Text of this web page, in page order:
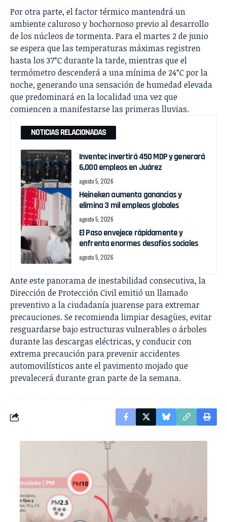
Por otra parte, el factor térmico mantendrá un
ambiente caluroso y bochornoso previo al desarrollo
de los núcleos de tormenta. Para el martes 2 de junio
se espera que las temperaturas máximas registren
hasta los 37°C durante la tarde, mientras que el
termómetro descenderá a una mínima de 24°C por la
noche, generando una sensación de humedad elevada
que predominará en la localidad una vez que
comiencen a manifestarse las primeras lluvias.
NOTICIAS RELACIONADAS
Inventec invertirá 450 MDP y generará
6,000 empleos en Juárez
agosto 5, 2026
Heineken aumenta ganancias y
elimina 3 mil empleos globales
agosto 5, 2026
El Paso envejece rápidamente y
enfrenta enormes desafíos sociales
agosto 5, 2026
Ante este panorama de inestabilidad consecutiva, la
Dirección de Protección Civil emitió un llamado
preventivo a la ciudadanía juarense para extremar
precauciones. Se recomienda limpiar desagües, evitar
resguardarse bajo estructuras vulnerables o árboles
durante las descargas eléctricas, y conducir con
extrema precaución para prevenir accidentes
automovilísticos ante el pavimento mojado que
prevalecerá durante gran parte de la semana.